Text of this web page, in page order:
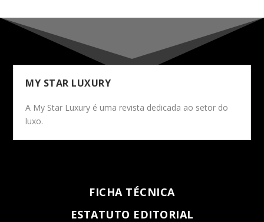
MY STAR LUXURY
A My Star Luxury é uma revista dedicada ao setor do
luxo.
FICHA TÉCNICA
ESTATUTO EDITORIAL